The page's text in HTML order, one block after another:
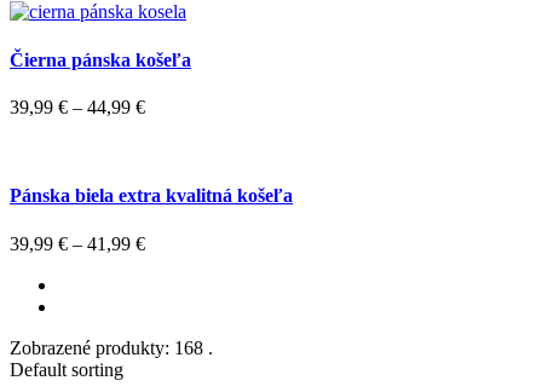
Čierna pánska košeľa
39,99 € – 44,99 €
Pánska biela extra kvalitná košeľa
39,99 € – 41,99 €
Zobrazené produkty: 168 .
Default sorting